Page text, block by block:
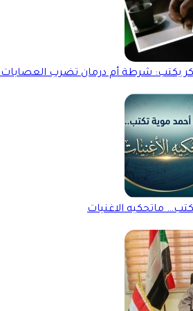
يكتب: شرطة أم درمان تضرب العصابات
ماتحكيه الاغنيات